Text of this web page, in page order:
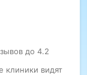
до 4.2
клиники видят